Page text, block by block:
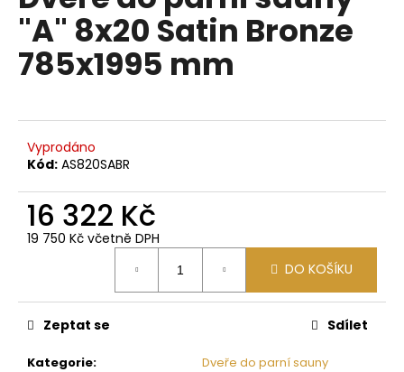
0,0
5
hvězdiček.
"A" 8x20 Satin Bronze
785x1995 mm
Vyprodáno
Kód: AS820SABR
16 322 Kč
19 750 Kč včetně DPH
DO KOŠÍKU
Kategorie:
Dveře do parní sauny
Zeptat se Sdílet
a
j
í
?
o
p